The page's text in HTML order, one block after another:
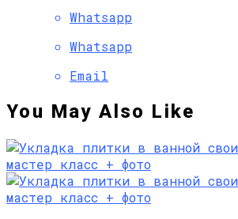
Whatsapp
Whatsapp
Email
You May Also Like